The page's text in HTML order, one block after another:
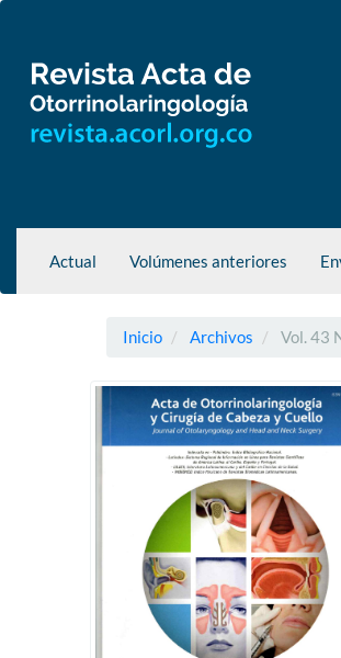
principal
Barra
lateral
Actual Volúmenes anteriores
Inicio Archivos Vol. 43